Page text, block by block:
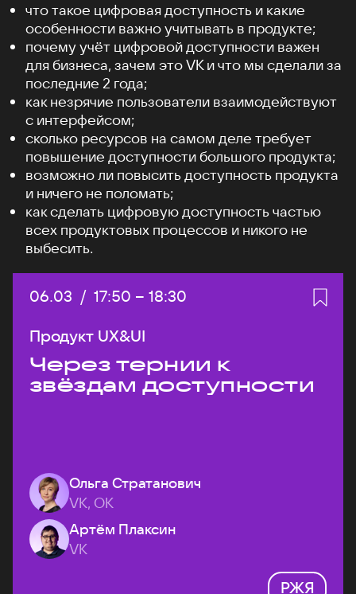
что такое цифровая доступность и какие
особенности важно учитывать в продукте;
почему учёт цифровой доступности важен
для бизнеса, зачем это VK и что мы сделали за
последние 2 года;
как незрячие пользователи взаимодействуют
с интерфейсом;
сколько ресурсов на самом деле требует
повышение доступности большого продукта;
возможно ли повысить доступность продукта
и ничего не поломать;
как сделать цифровую доступность частью
всех продуктовых процессов и никого не
выбесить.
Дата:
06.03 / Начало:
17:50 – Конец:
18:30
Продукт UX&UI
Через тернии к
звёздам доступности
Ольга Стратанович
VK, ОК
Артём Плаксин
VK
РЖЯ